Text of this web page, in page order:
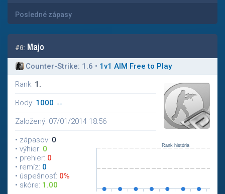
Posledné zápasy
#6: Majo
Counter-Strike: 1.6 • 1v1 AIM Free to Play
Rank: 1.
Body: 1000 ↔
Založený: 07/01/2014 18:56
• zápasov: 0
• výhier: 0
• prehier: 0
• remíz: 0
• úspešnosť: 0%
• skóre: 1.00